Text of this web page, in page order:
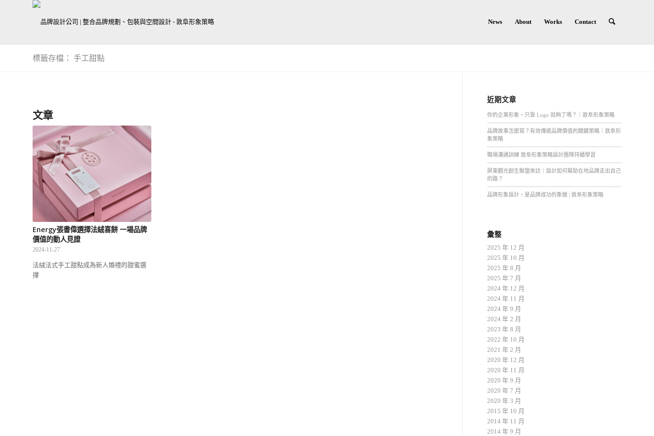
News About Works Contact
標籤存檔： 手工甜點
文章
Energy張書偉選擇法絨喜餅 一場品牌
價值的動人見證
2024-11-27
法絨法式手工甜點成為新人婚禮的甜蜜選
擇
近期文章
你的企業形象，只靠 Logo 就夠了嗎？｜敦阜形象策略
品牌故事怎麼寫？有效傳遞品牌價值的關鍵策略｜敦阜形
象策略
職場溝通訓練 敦阜形象策略設計團隊持續學習
屏東觀光創生聯盟來訪｜設計如何幫助在地品牌走出自己
的路？
品牌形象設計，是品牌成功的象徵 | 敦阜形象策略
彙整
2025 年 12 月
2025 年 10 月
2025 年 8 月
2025 年 7 月
2024 年 12 月
2024 年 11 月
2024 年 9 月
2024 年 2 月
2023 年 8 月
2022 年 10 月
2021 年 2 月
2020 年 12 月
2020 年 11 月
2020 年 9 月
2020 年 7 月
2020 年 3 月
2015 年 10 月
2014 年 11 月
2014 年 9 月